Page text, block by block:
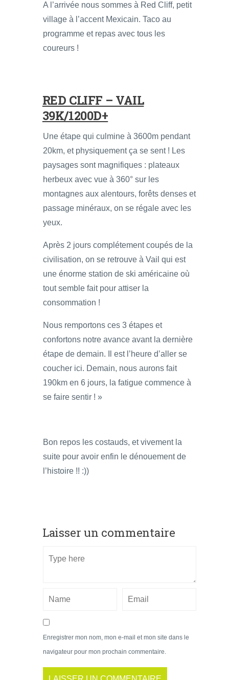
A l’arrivée nous sommes à Red Cliff, petit
village à l’accent Mexicain. Taco au
programme et repas avec tous les
coureurs !
RED CLIFF – VAIL
39K/1200D+
Une étape qui culmine à 3600m pendant
20km, et physiquement ça se sent ! Les
paysages sont magnifiques : plateaux
herbeux avec vue à 360° sur les
montagnes aux alentours, forêts denses et
passage minéraux, on se régale avec les
yeux.
Après 2 jours complétement coupés de la
civilisation, on se retrouve à Vail qui est
une énorme station de ski américaine où
tout semble fait pour attiser la
consommation !
Nous remportons ces 3 étapes et
confortons notre avance avant la dernière
étape de demain. Il est l’heure d’aller se
coucher ici. Demain, nous aurons fait
190km en 6 jours, la fatigue commence à
se faire sentir ! »
Bon repos les costauds, et vivement la
suite pour avoir enfin le dénouement de
l’histoire !! :))
Laisser un commentaire
Enregistrer mon nom, mon e-mail et mon site dans le
navigateur pour mon prochain commentaire.